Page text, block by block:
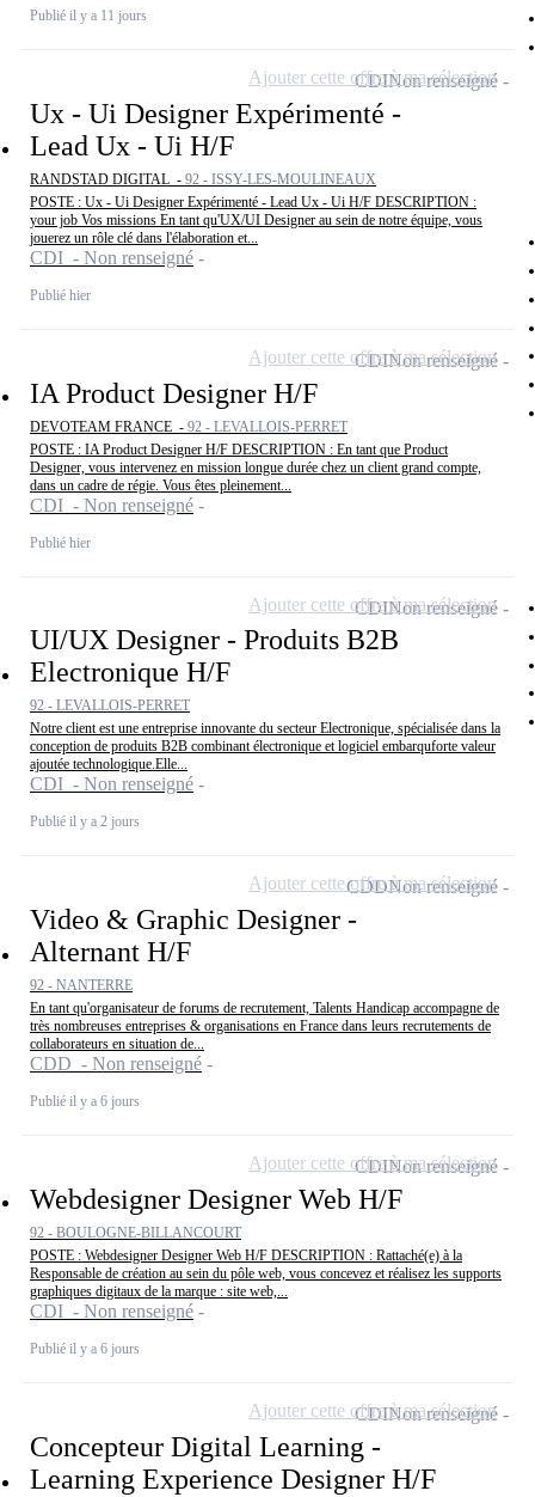
Publié il y a 11 jours
Ux - Ui Designer Expérimenté -
Lead Ux - Ui H/F
RANDSTAD DIGITAL - 92 - ISSY-LES-MOULINEAUX
POSTE : Ux - Ui Designer Expérimenté - Lead Ux - Ui H/F DESCRIPTION :
your job Vos missions En tant qu'UX/UI Designer au sein de notre équipe, vous
jouerez un rôle clé dans l'élaboration et...
CDI - Non renseigné
Publié hier
CDINon renseigné
Ajouter cette offre à ma sélection
IA Product Designer H/F
DEVOTEAM FRANCE - 92 - LEVALLOIS-PERRET
POSTE : IA Product Designer H/F DESCRIPTION : En tant que Product
Designer, vous intervenez en mission longue durée chez un client grand compte,
dans un cadre de régie. Vous êtes pleinement...
CDI - Non renseigné
Publié hier
CDINon renseigné
Ajouter cette offre à ma sélection
UI/UX Designer - Produits B2B
Electronique H/F
92 - LEVALLOIS-PERRET
Notre client est une entreprise innovante du secteur Electronique, spécialisée dans la
conception de produits B2B combinant électronique et logiciel embarquforte valeur
ajoutée technologique.Elle...
CDI - Non renseigné
Publié il y a 2 jours
CDINon renseigné
Ajouter cette offre à ma sélection
Video & Graphic Designer -
Alternant H/F
92 - NANTERRE
En tant qu'organisateur de forums de recrutement, Talents Handicap accompagne de
très nombreuses entreprises & organisations en France dans leurs recrutements de
collaborateurs en situation de...
CDD - Non renseigné
Publié il y a 6 jours
CDDNon renseigné
Ajouter cette offre à ma sélection
Webdesigner Designer Web H/F
92 - BOULOGNE-BILLANCOURT
POSTE : Webdesigner Designer Web H/F DESCRIPTION : Rattaché(e) à la
Responsable de création au sein du pôle web, vous concevez et réalisez les supports
graphiques digitaux de la marque : site web,...
CDI - Non renseigné
Publié il y a 6 jours
CDINon renseigné
Ajouter cette offre à ma sélection
Concepteur Digital Learning -
Learning Experience Designer H/F
CDINon renseigné
Ajouter cette offre à ma sélection